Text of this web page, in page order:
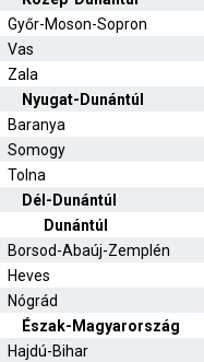
Győr-Moson-Sopron
Vas
Zala
Nyugat-Dunántúl
Baranya
Somogy
Tolna
Dél-Dunántúl
Dunántúl
Borsod-Abaúj-Zemplén
Heves
Nógrád
Észak-Magyarország
Hajdú-Bihar